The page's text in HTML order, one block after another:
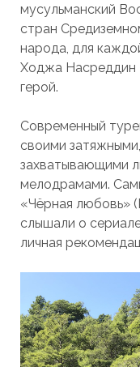
мусульманский
стран
народа, для
Ходжа Насреддин
герой.
Современный
своими
захватывающими
мелодрамами.
«Чёрная любовь»
слышали о
личная